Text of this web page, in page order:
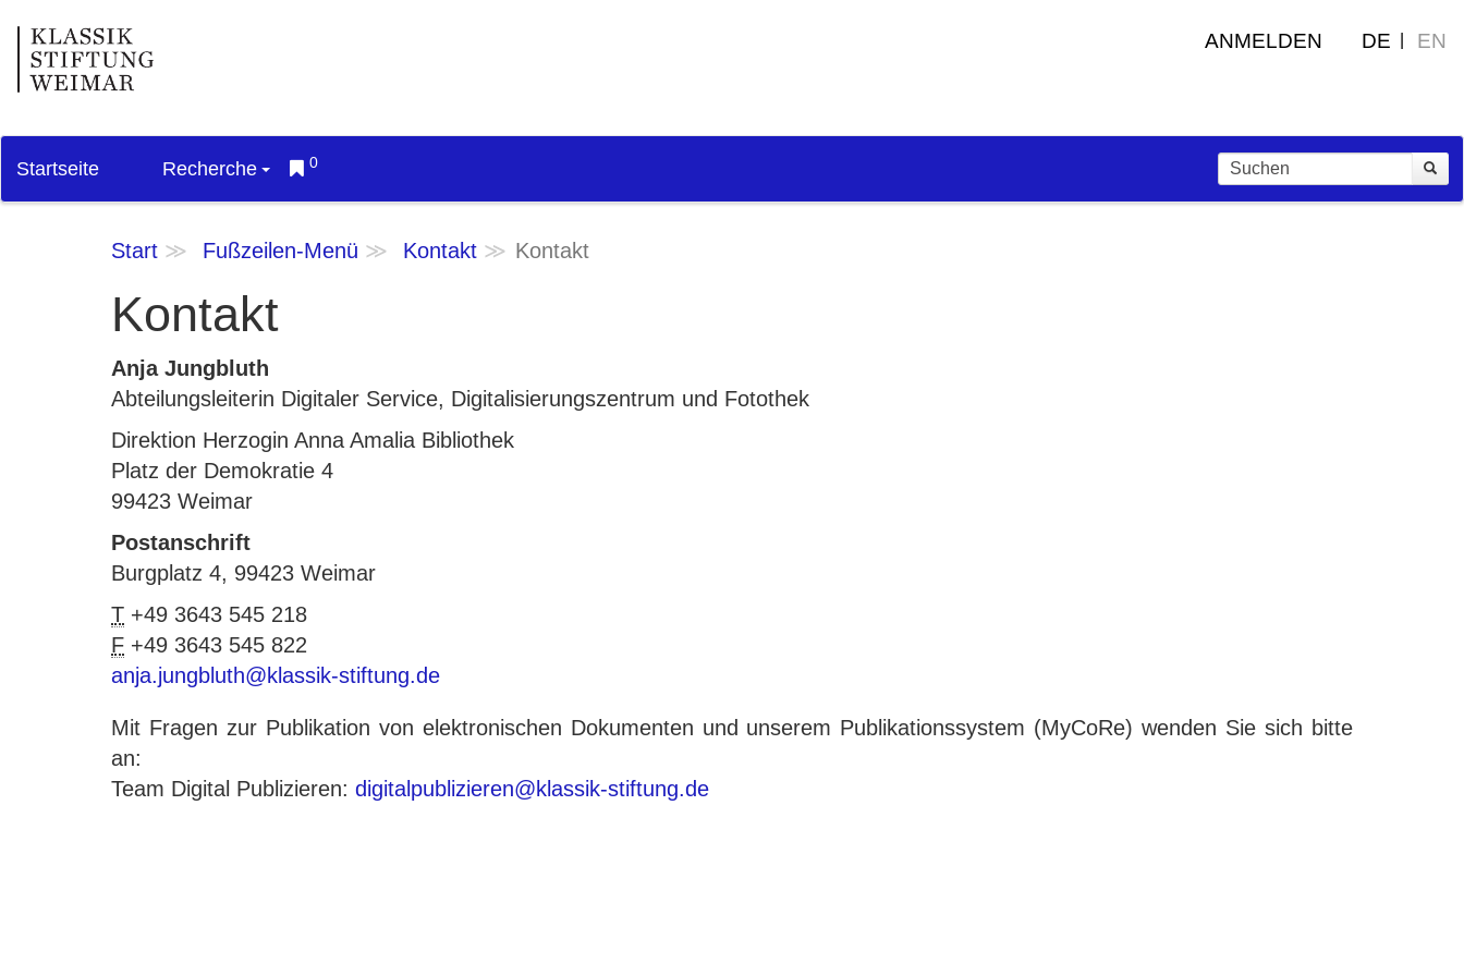
ANMELDEN DE EN
Startseite Recherche 0
Start Fußzeilen-Menü Kontakt Kontakt
Kontakt
Anja Jungbluth
Abteilungsleiterin Digitaler Service, Digitalisierungszentrum und Fotothek
Direktion Herzogin Anna Amalia Bibliothek
Platz der Demokratie 4
99423 Weimar
Postanschrift
Burgplatz 4, 99423 Weimar
T +49 3643 545 218
F +49 3643 545 822
anja.jungbluth@klassik-stiftung.de
Mit Fragen zur Publikation von elektronischen Dokumenten und unserem Publikationssystem (MyCoRe) wenden Sie sich bitte
an:
Team Digital Publizieren: digitalpublizieren@klassik-stiftung.de